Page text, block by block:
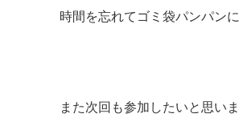
時間を忘れてゴミ袋パンパン
また次回も参加したいと思いま